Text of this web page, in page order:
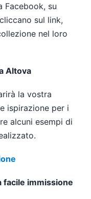
Facebook, su
sul link,
nel loro
Altova
la vostra
ispirazione per i
alcuni esempi di
facile immissione